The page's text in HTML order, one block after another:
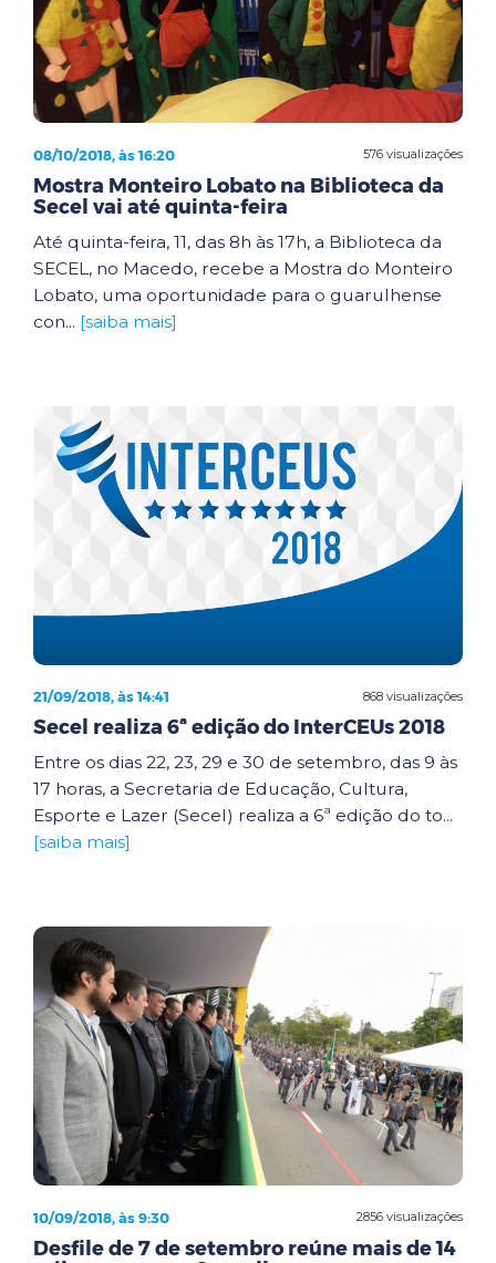
576 visualizações
08/10/2018, às 16:20
Mostra Monteiro Lobato na Biblioteca da
Secel vai até quinta-feira
Até quinta-feira, 11, das 8h às 17h, a Biblioteca da
SECEL, no Macedo, recebe a Mostra do Monteiro
Lobato, uma oportunidade para o guarulhense
con... [saiba mais]
868 visualizações
21/09/2018, às 14:41
Secel realiza 6ª edição do InterCEUs 2018
Entre os dias 22, 23, 29 e 30 de setembro, das 9 às
17 horas, a Secretaria de Educação, Cultura,
Esporte e Lazer (Secel) realiza a 6ª edição do to...
[saiba mais]
2856 visualizações
10/09/2018, às 9:30
Desfile de 7 de setembro reúne mais de 14